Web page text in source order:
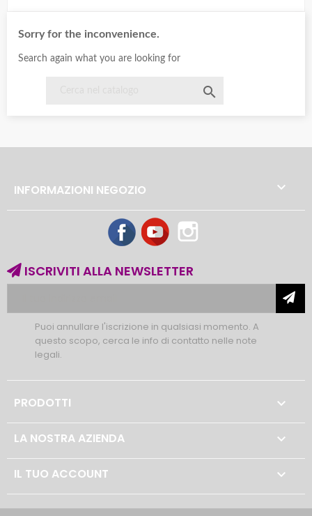
Sorry for the inconvenience.
Search again what you are looking for

INFORMAZIONI NEGOZIO 
FacebookYouTube
ISCRIVITI ALLA NEWSLETTER
Puoi annullare l'iscrizione in qualsiasi momento. A
questo scopo, cerca le info di contatto nelle note
legali.
PRODOTTI 
LA NOSTRA AZIENDA 
IL TUO ACCOUNT 